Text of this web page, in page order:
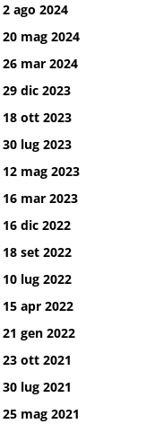
2 ago 2024
20 mag 2024
26 mar 2024
29 dic 2023
18 ott 2023
30 lug 2023
12 mag 2023
16 mar 2023
16 dic 2022
18 set 2022
10 lug 2022
15 apr 2022
21 gen 2022
23 ott 2021
30 lug 2021
25 mag 2021